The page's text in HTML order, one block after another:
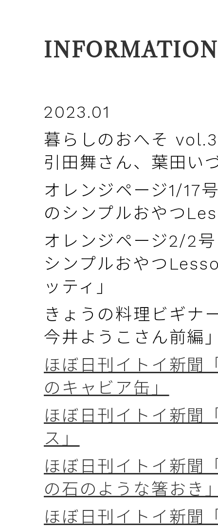
INFORMATION
2023.01
暮らしのおへそ
引田舞さん、葉田い
オレンジページ1/17
のシンプルおやつ
オレンジページ2/2
シンプルおやつ
ッティ」
きょうの料理ビギナ
今井ようこさん前編
ほぼ日刊イトイ新聞
のキャビア缶」
ほぼ日刊イトイ新
ス」
ほぼ日刊イトイ新聞
の石のような箸おき
ほぼ日刊イトイ新